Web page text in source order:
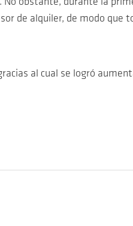
de alquiler, de modo que
al cual se logró